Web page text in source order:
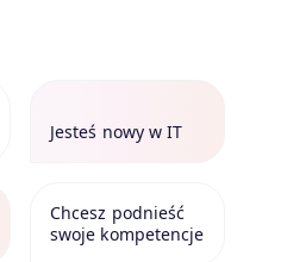
Jesteś nowy w IT
Chcesz podnieść
swoje kompetencje